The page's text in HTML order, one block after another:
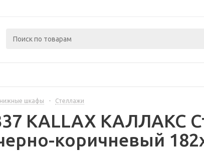
шкафы - Стеллажи
KALLAX КАЛЛАКС
коричневый